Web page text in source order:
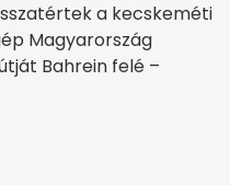
a kecskeméti
Magyarország
Bahrein felé –